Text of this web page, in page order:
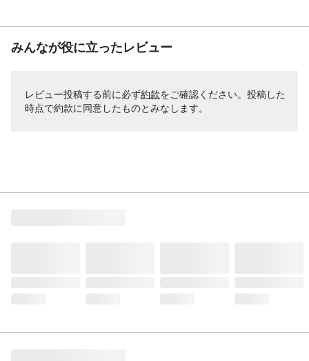
みんなが役に立ったレビュー
レビュー投稿する前に必ず約款をご確認ください。投稿した
時点で約款に同意したものとみなします。